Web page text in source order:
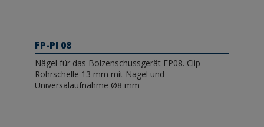
FP-PI 08
Nägel für das Bolzenschussgerät FP08. Clip-
Rohrschelle 13 mm mit Nagel und
Universalaufnahme Ø8 mm